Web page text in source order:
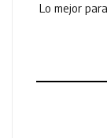
Lo mejor